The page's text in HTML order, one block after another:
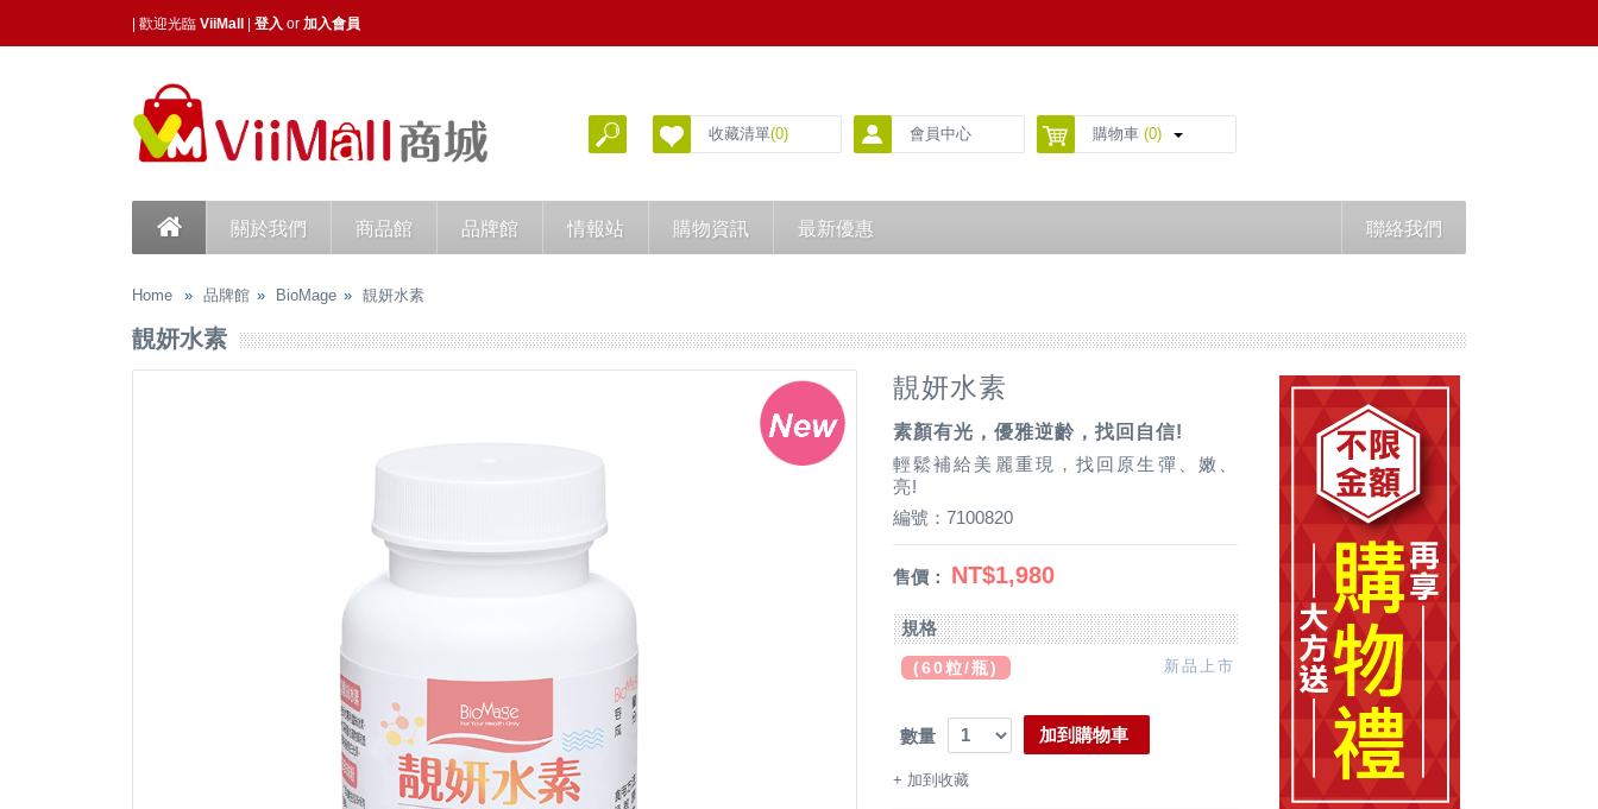
| 歡迎光臨 ViiMall 登入 or 加入會員
收藏清單(0) 會員中心 購物車 (0)
關於我們 商品館 品牌館 情報站 購物資訊 最新優惠 聯絡我們
Home 品牌館 BioMage 靚妍水素
靚妍水素
靚妍水素
素顏有光，優雅逆齡，找回自信!
輕鬆補給美麗重現，找回原生彈、嫩、
亮!
編號：7100820
售價： NT$1,980
規格
(60粒/瓶) 新品上市
數量 加到購物車
+ 加到收藏